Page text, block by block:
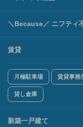
＼Because／ ニフティ
賃貸
月極駐車場 賃貸事務
貸し倉庫
新築一戸建て